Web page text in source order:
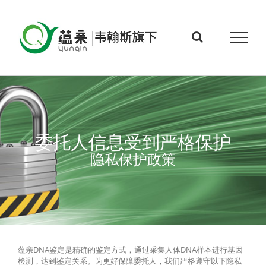
content
委托人信息受到严格保护
隐私保护政策
蕴亲DNA鉴定是精确的鉴定方式，通过采集人体DNA样本进行基因
检测，达到鉴定关系。为更好保障委托人，我们严格遵守以下隐私